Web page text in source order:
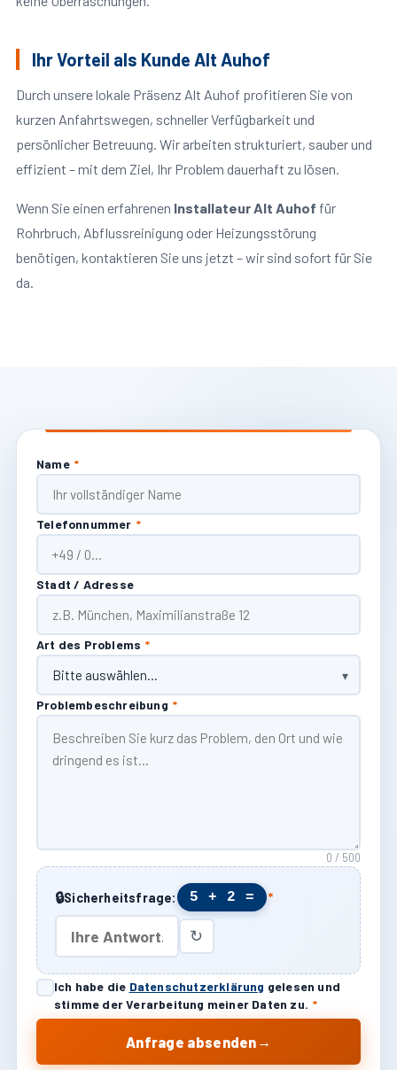
Ihr Vorteil als Kunde Alt Auhof
Durch unsere lokale Präsenz Alt Auhof profitieren Sie von
kurzen Anfahrtswegen, schneller Verfügbarkeit und
persönlicher Betreuung. Wir arbeiten strukturiert, sauber und
effizient – mit dem Ziel, Ihr Problem dauerhaft zu lösen.
Wenn Sie einen erfahrenen Installateur Alt Auhof für
Rohrbruch, Abflussreinigung oder Heizungsstörung
benötigen, kontaktieren Sie uns jetzt – wir sind sofort für Sie
da.
Name *
Telefonnummer *
Stadt / Adresse
Art des Problems *
Problembeschreibung *
0 / 500
🔒Sicherheitsfrage: 5 + 2 = *
↻
Ich habe die Datenschutzerklärung gelesen und
stimme der Verarbeitung meiner Daten zu. *
Anfrage absenden →